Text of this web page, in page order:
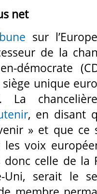
net
sur
de la
démocrate
siège unique
La
, en disant
» et que ce
voix
donc celle de la
Uni, serait le